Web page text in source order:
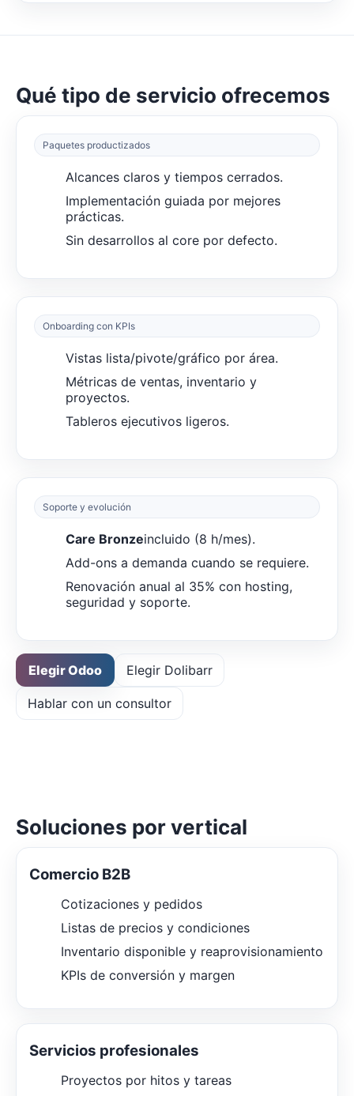
Qué tipo de servicio ofrecemos
Paquetes productizados
Alcances claros y tiempos cerrados.
Implementación guiada por mejores
prácticas.
Sin desarrollos al core por defecto.
Onboarding con KPIs
Vistas lista/pivote/gráfico por área.
Métricas de ventas, inventario y
proyectos.
Tableros ejecutivos ligeros.
Soporte y evolución
Care Bronzeincluido (8 h/mes).
Add-ons a demanda cuando se requiere.
Renovación anual al 35% con hosting,
seguridad y soporte.
Elegir Odoo Elegir Dolibarr
Hablar con un consultor
Soluciones por vertical
Comercio B2B
Cotizaciones y pedidos
Listas de precios y condiciones
Inventario disponible y reaprovisionamiento
KPIs de conversión y margen
Servicios profesionales
Proyectos por hitos y tareas